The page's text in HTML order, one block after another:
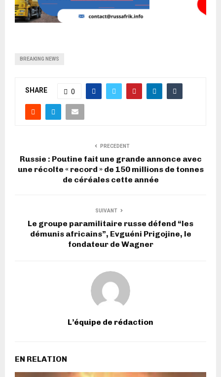
BREAKING NEWS
SHARE 0
PRECEDENT
Russie : Poutine fait une grande annonce avec
une récolte « record » de 150 millions de tonnes
de céréales cette année
SUIVANT
Le groupe paramilitaire russe défend “les
démunis africains”, Evguéni Prigojine, le
fondateur de Wagner
L’équipe de rédaction
EN RELATION